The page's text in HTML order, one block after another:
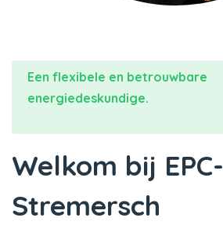
Een flexibele en betrouwbare
energiedeskundige.
Welkom bij EPC-
Stremersch